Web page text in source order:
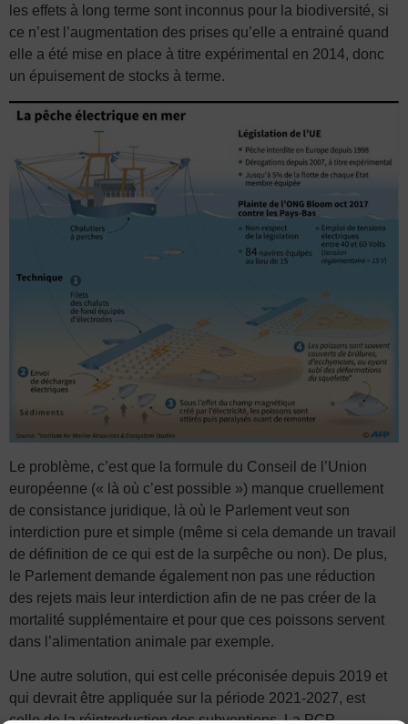
les effets à long terme sont inconnus pour la biodiversité, si
ce n’est l’augmentation des prises qu’elle a entrainé quand
elle a été mise en place à titre expérimental en 2014, donc
un épuisement de stocks à terme.
Le problème, c’est que la formule du Conseil de l’Union
européenne (« là où c’est possible ») manque cruellement
de consistance juridique, là où le Parlement veut son
interdiction pure et simple (même si cela demande un travail
de définition de ce qui est de la surpêche ou non). De plus,
le Parlement demande également non pas une réduction
des rejets mais leur interdiction afin de ne pas créer de la
mortalité supplémentaire et pour que ces poissons servent
dans l’alimentation animale par exemple.
Une autre solution, qui est celle préconisée depuis 2019 et
qui devrait être appliquée sur la période 2021-2027, est
celle de la réintroduction des subventions. La PCP